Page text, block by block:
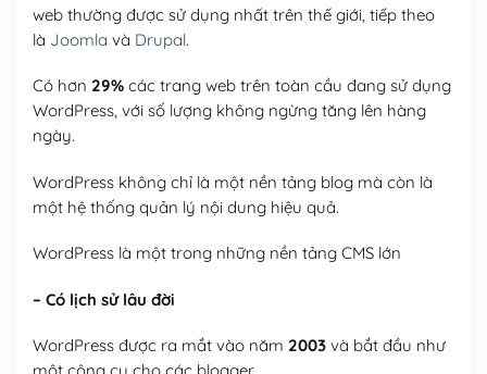
web thường được sử dụng nhất trên thế giới, tiếp theo
là Joomla và Drupal.
Có hơn 29%các trang web trên toàn cầu đang sử dụng
WordPress, với số lượng không ngừng tăng lên hàng
ngày.
WordPress không chỉ là một nền tảng blog mà còn là
một hệ thống quản lý nội dung hiệu quả.
WordPress là một trong những nền tảng CMS lớn
– Có lịch sử lâu đời
WordPress được ra mắt vào năm 2003và bắt đầu như